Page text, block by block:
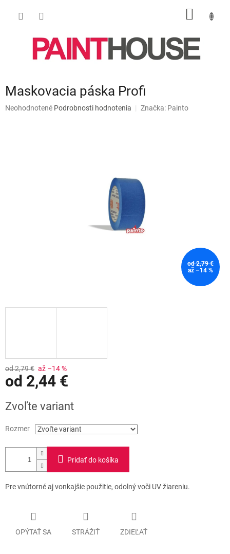
Maskovacia páska Profi
Priemerné
Neohodnotené Podrobnosti hodnotenia Značka: Painto
od 2,79 €
až –14 %
od 2,79 € až –14 %
od 2,44 €
cena:
Zvoľte variant
Rozmer
Pridať do košíka
Pre vnútorné aj vonkajšie použitie, odolný voči UV žiareniu.
OPÝTAŤ SA STRÁŽIŤ ZDIEĽAŤ